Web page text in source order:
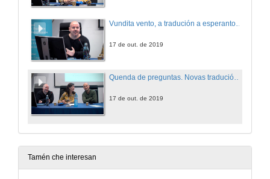
17 de out. de 2019
Quenda de preguntas. Novas traducións de Carlos Casares: Vundita Vento ou Vento ferido en esperanto
17 de out. de 2019
Tamén che interesan